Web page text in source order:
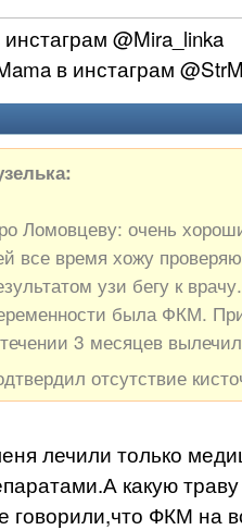
@Mira_linka
в инстаграм
Ломовцеву: очень
все время хожу
узи бегу к
была ФКМ.
3 месяцев
отсутствие
лечили только
какую
говорили,что ФКМ на